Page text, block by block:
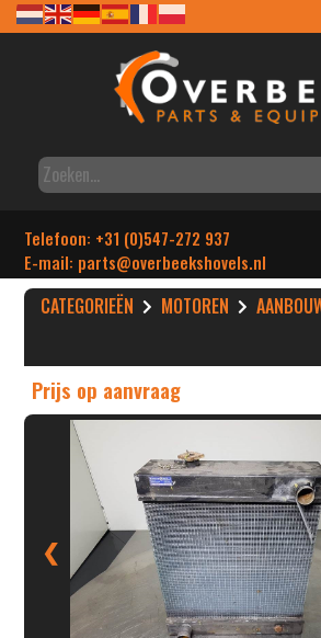
Telefoon: +31 (0)547-272 937
E-mail: parts@overbeekshovels.nl
CATEGORIEËN MOTOREN
Prijs op aanvraag
❮